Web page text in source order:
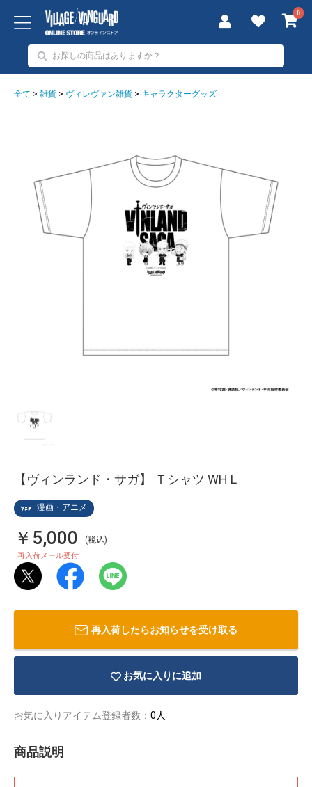
0
全て > 雑貨 > ヴィレヴァン雑貨 > キャラクターグッズ
漫画・アニメ
【ヴィンランド・サガ】 Ｔシャツ WH L
￥5,000 (税込)
再入荷メール受付
再入荷したらお知らせを受け取る
お気に入りに追加
お気に入りアイテム登録者数： 0人
商品説明